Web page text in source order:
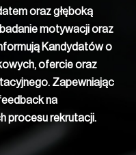
oraz głęboką
motywacji oraz
Kandydatów o
ofercie oraz
Zapewniając
na
procesu rekrutacji.